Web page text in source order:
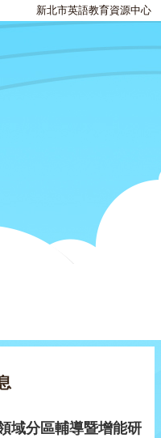
新北市英語教育資源中心
域分區輔導暨增能研